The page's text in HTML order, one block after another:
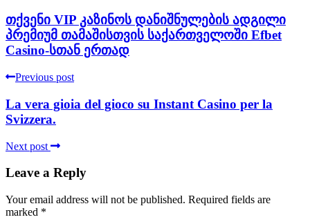
თქვენი VIP კაზინოს დანიშნულების ადგილი
პრემიუმ თამაშისთვის საქართველოში Efbet
Casino-სთან ერთად
Previous post
La vera gioia del gioco su Instant Casino per la
Svizzera.
Next post
Leave a Reply
Your email address will not be published. Required fields are
marked *